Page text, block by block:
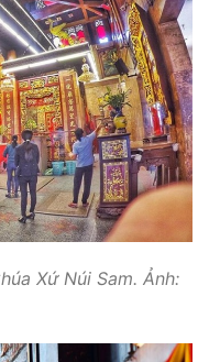
Xứ Núi Sam. Ảnh: